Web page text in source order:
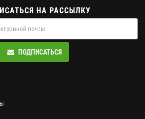
НА РАССЫЛКУ
ПОДПИСАТЬСЯ